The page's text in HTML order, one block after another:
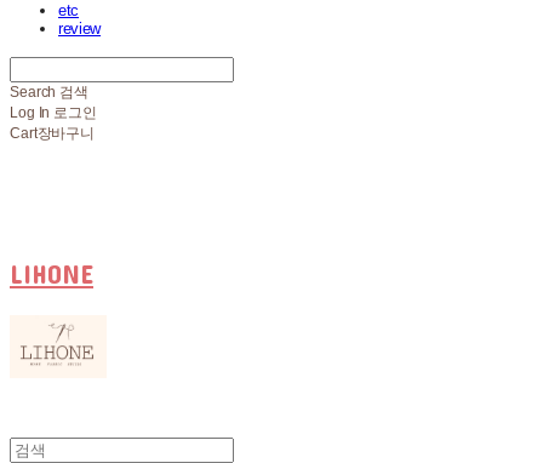
etc
review
Search 검색
Log In 로그인
Cart장바구니
LIHONE